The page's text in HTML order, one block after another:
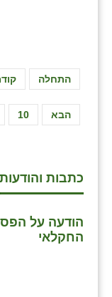
התחלה
10 הבא
כתבות והודעות
הודעה על
החקלאי